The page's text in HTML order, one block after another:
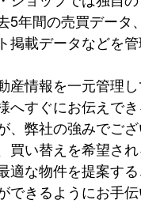
5年間の売買データ
掲載データなどを
産情報を一元管理
へすぐにお伝えでき
、弊社の強みでござ
買い替えを希望さ
適な物件を提案す
できるようにお手